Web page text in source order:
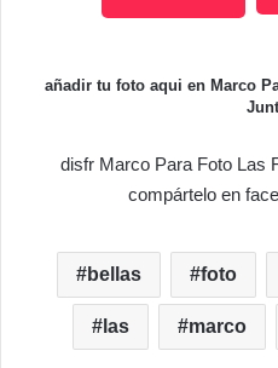
añadir tu foto aqui en Marco
disfr Marco Para Foto Las
compártelo en
bellas foto
las marco